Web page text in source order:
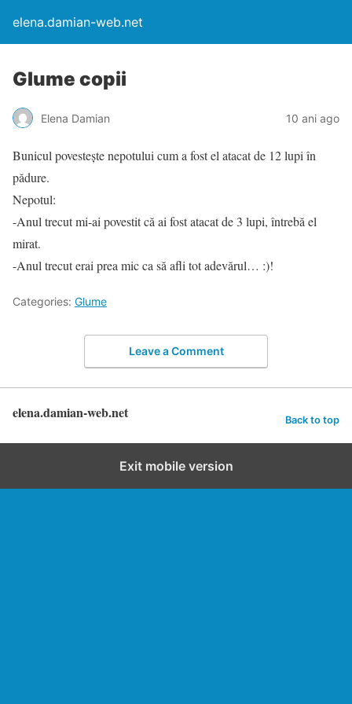
elena.damian-web.net
Glume copii
Elena Damian 10 ani ago
Bunicul povestește nepotului cum a fost el atacat de 12 lupi în
pădure.
Nepotul:
-Anul trecut mi-ai povestit că ai fost atacat de 3 lupi, întrebă el
mirat.
-Anul trecut erai prea mic ca să afli tot adevărul… :)!
Categories: Glume
Leave a Comment
elena.damian-web.net Back to top
Exit mobile version